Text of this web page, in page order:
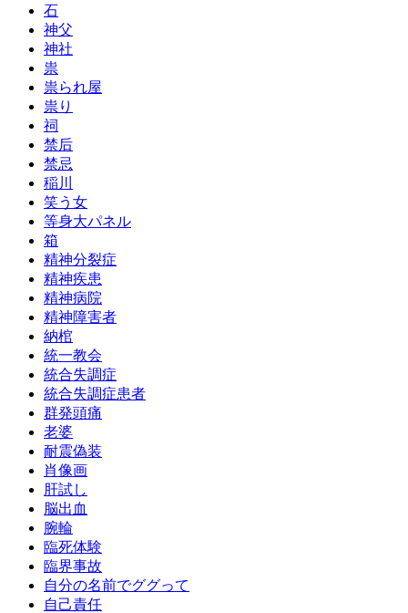
石
神父
神社
祟
祟られ屋
祟り
祠
禁后
禁忌
稲川
笑う女
等身大パネル
箱
精神分裂症
精神疾患
精神病院
精神障害者
納棺
統一教会
統合失調症
統合失調症患者
群発頭痛
老婆
耐震偽装
肖像画
肝試し
脳出血
腕輪
臨死体験
臨界事故
自分の名前でググって
自己責任